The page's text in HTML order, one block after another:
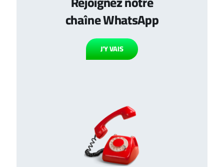
chaîne WhatsApp
J’Y VAIS